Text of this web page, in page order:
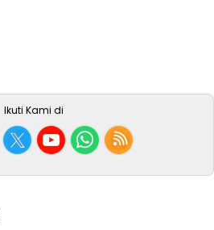
Ikuti Kami di